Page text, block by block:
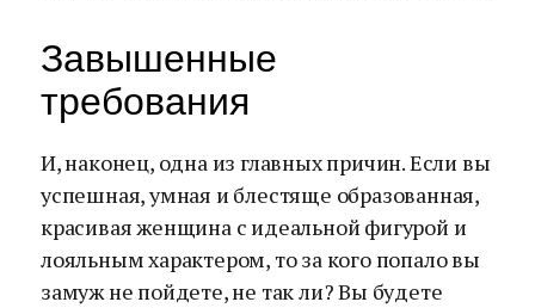
Завышенные
требования
И, наконец, одна из главных причин. Если вы
успешная, умная и блестяще образованная,
красивая женщина с идеальной фигурой и
лояльным характером, то за кого попало вы
замуж не пойдете, не так ли? Вы будете